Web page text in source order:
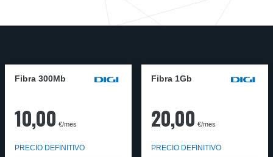
Fibra 300Mb
10,00 €/mes
PRECIO DEFINITIVO
Fibra 1Gb
20,00 €/mes
PRECIO DEFINITIVO